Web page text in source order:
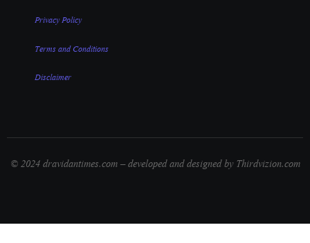
Privacy Policy
Terms and Conditions
Disclaimer
© 2024 dravidantimes.com – developed and designed by Thirdvizion.com